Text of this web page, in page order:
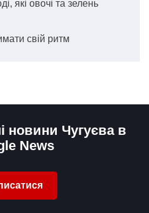
які овочі та зелень
свій ритм
новини Чугуєва в
News